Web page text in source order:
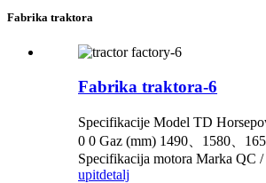
Fabrika traktora
Fabrika traktora-6
Specifikacije Model TD
0 0 Gaz (mm) 1490、1580、
Specifikacija motora Marka QC
upitdetalj